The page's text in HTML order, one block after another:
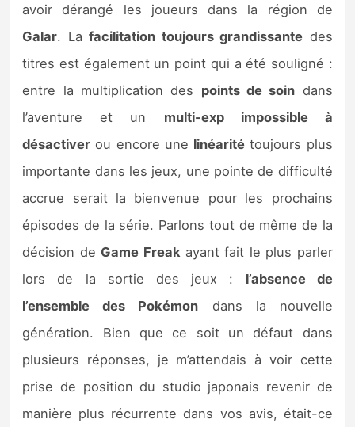
avoir dérangé les joueurs dans la région de
Galar. Lafacilitation toujours grandissante des
titres est également un point qui a été souligné :
entre la multiplication des points de soin dans
l’aventure et un multi-exp impossible à
désactiver ou encore une linéarité toujours plus
importante dans les jeux, une pointe de difficulté
accrue serait la bienvenue pour les prochains
épisodes de la série. Parlons tout de même de la
décision de Game Freakayant fait le plus parler
lors de la sortie des jeux : l’absence de
l’ensemble des Pokémon dans la nouvelle
génération. Bien que ce soit un défaut dans
plusieurs réponses, je m’attendais à voir cette
prise de position du studio japonais revenir de
manière plus récurrente dans vos avis, était-ce